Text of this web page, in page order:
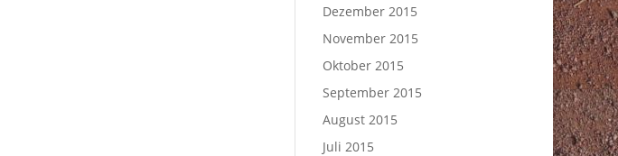
Dezember 2015
November 2015
Oktober 2015
September 2015
August 2015
Juli 2015